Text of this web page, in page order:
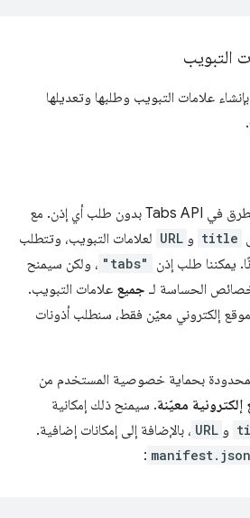
علامات التبويب وطلبها وتعديلها
يمكن استخدام العديد من الطرق في Tabs API بدون طلب أي إذن. مع
title و URL لعلامات التبويب، وتتطلب
يمكننا طلب إذن
"tabs" ، ولكن سيمنح
الحساسة لـ جميع علامات التبويب.
موقع إلكتروني معيّن فقط، سنطلب أذونات
بحماية خصوصية المستخدم من
إلكترونية معيّنة. سيمنح ذلك إمكانية
و URL ، بالإضافة إلى إمكانات إضافية.
manifest.json
: